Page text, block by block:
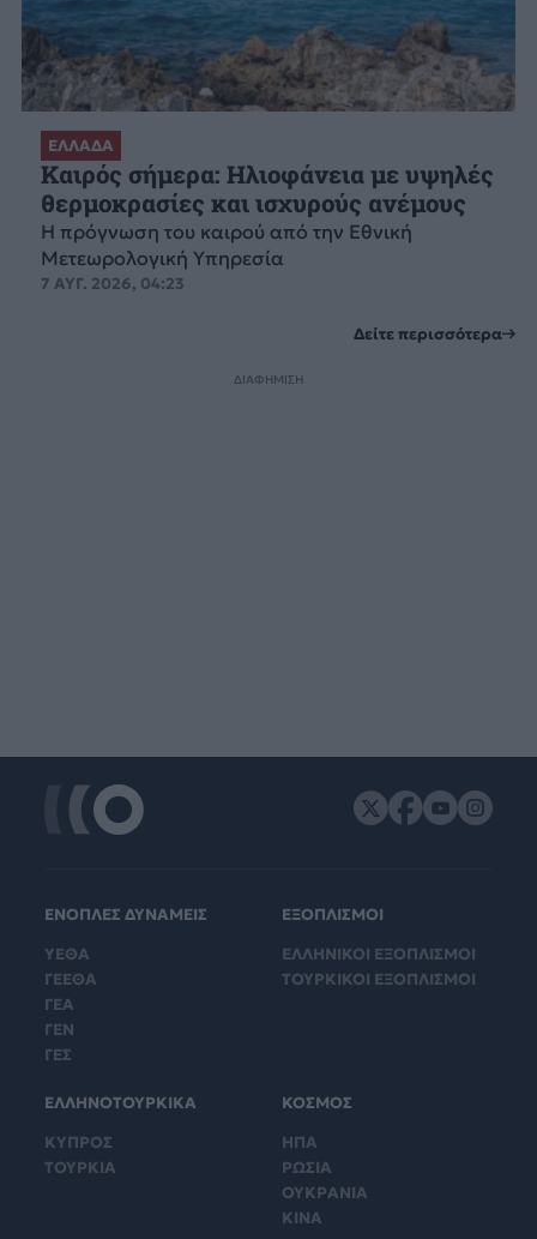
ΕΛΛΑΔΑ
Καιρός σήμερα: Ηλιοφάνεια με υψηλές
θερμοκρασίες και ισχυρούς ανέμους
Η πρόγνωση του καιρού από την Εθνική
Μετεωρολογική Υπηρεσία
7 ΑΥΓ. 2026, 04:23
Δείτε περισσότερα
ΔΙΑΦΗΜΙΣΗ
ΕΝΟΠΛΕΣ ΔΥΝΑΜΕΙΣ
ΥΕΘΑ
ΓΕΕΘΑ
ΓΕΑ
ΓΕΝ
ΓΕΣ
ΕΞΟΠΛΙΣΜΟΙ
ΕΛΛΗΝΙΚΟΙ ΕΞΟΠΛΙΣΜΟΙ
ΤΟΥΡΚΙΚΟΙ ΕΞΟΠΛΙΣΜΟΙ
ΕΛΛΗΝΟΤΟΥΡΚΙΚΑ
ΚΥΠΡΟΣ
ΤΟΥΡΚΙΑ
ΚΟΣΜΟΣ
ΗΠΑ
ΡΩΣΙΑ
ΟΥΚΡΑΝΙΑ
ΚΙΝΑ